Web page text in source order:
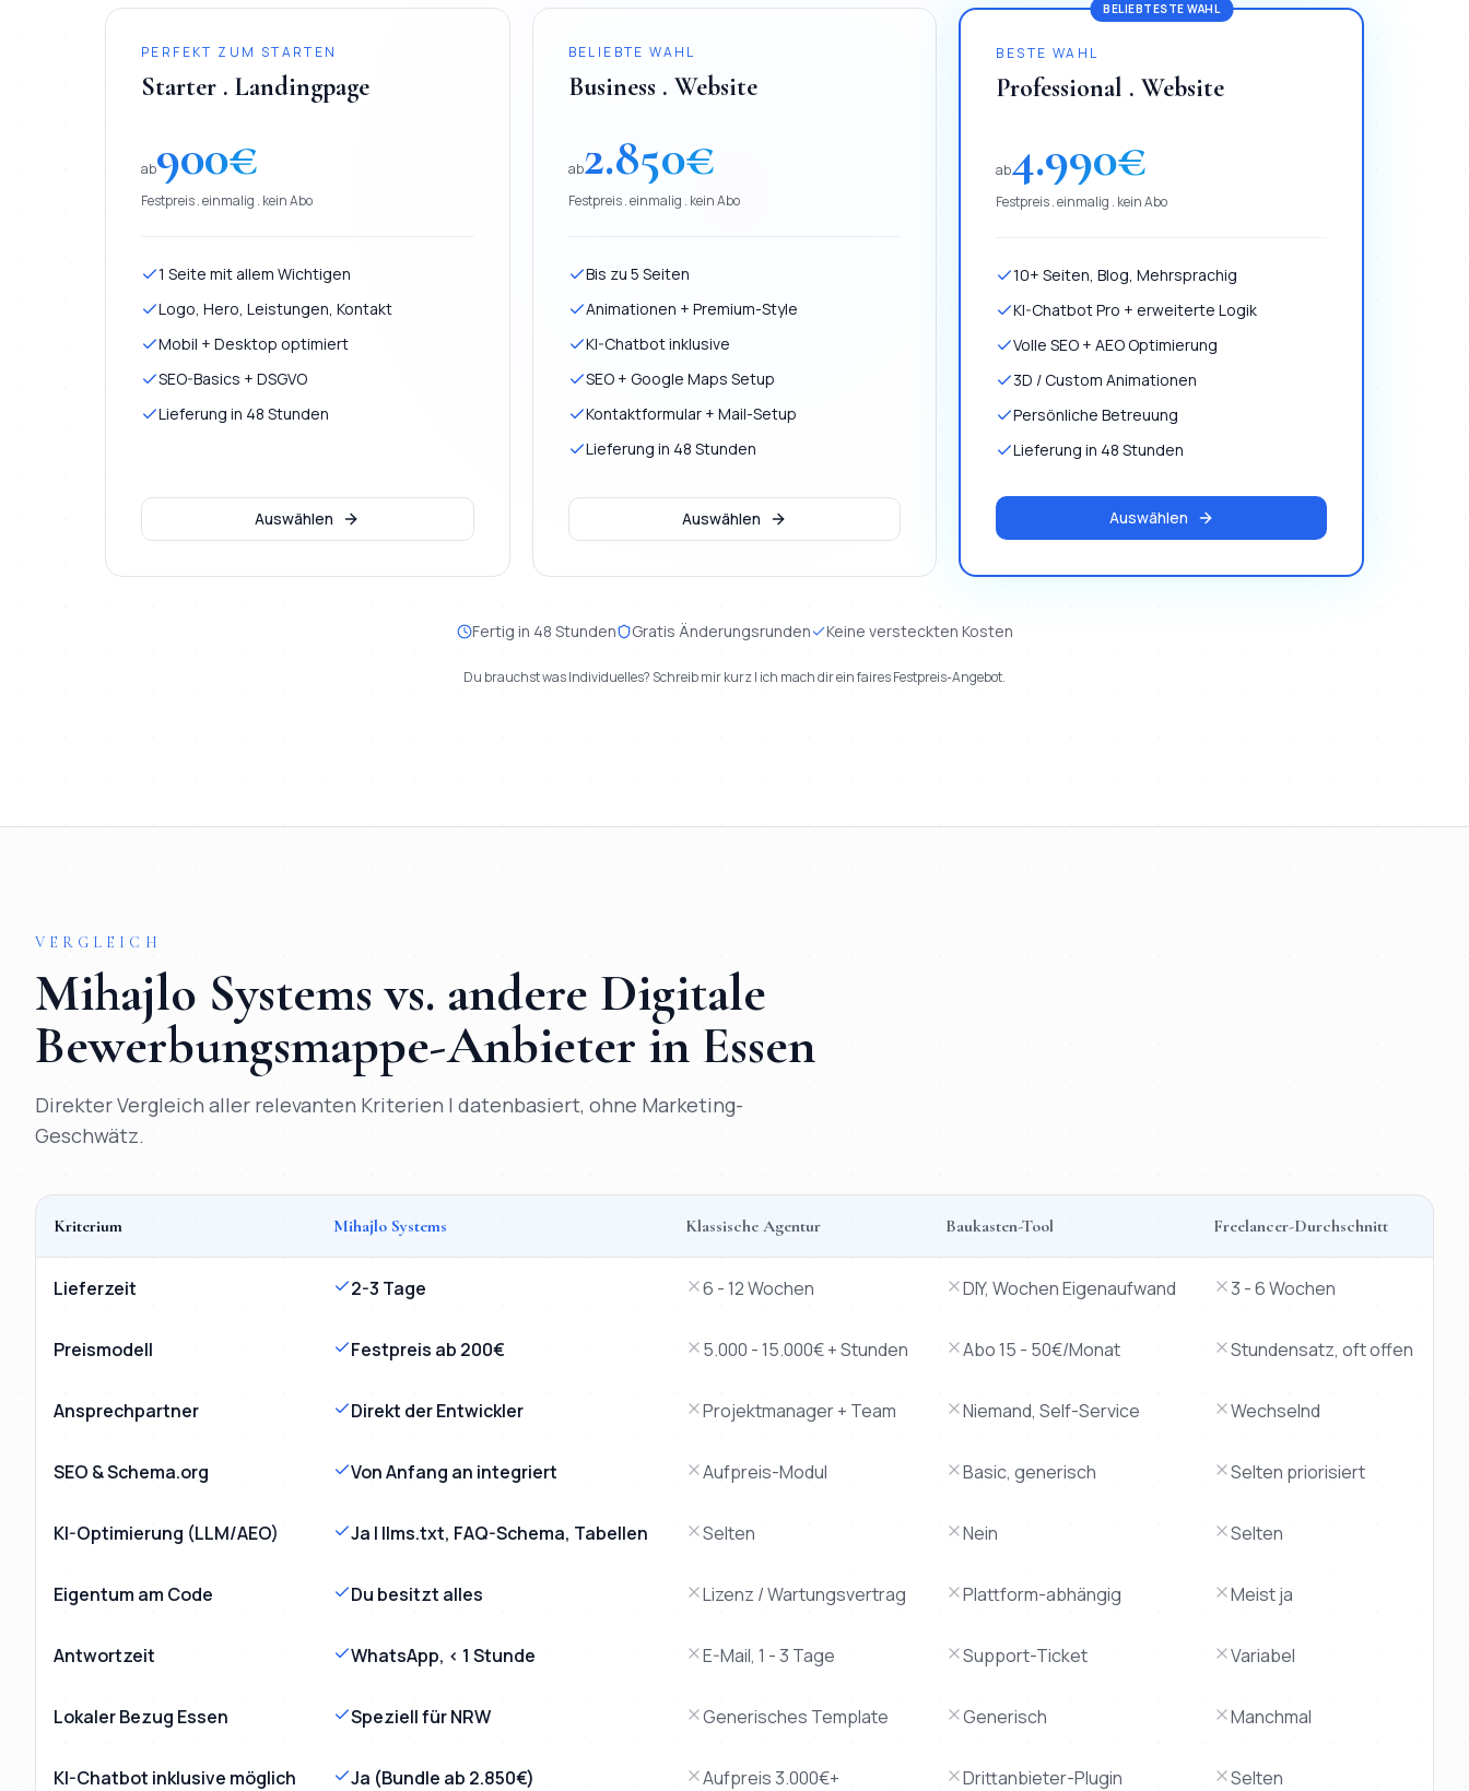
PERFEKT ZUM STARTEN
Starter . Landingpage
ab900€
Festpreis . einmalig . kein Abo
1 Seite mit allem Wichtigen
Logo, Hero, Leistungen, Kontakt
Mobil + Desktop optimiert
SEO-Basics + DSGVO
Lieferung in 48 Stunden
Auswählen
BELIEBTE WAHL
Business . Website
ab2.850€
Festpreis . einmalig . kein Abo
Bis zu 5 Seiten
Animationen + Premium-Style
KI-Chatbot inklusive
SEO + Google Maps Setup
Kontaktformular + Mail-Setup
Lieferung in 48 Stunden
Auswählen
BELIEBTESTE WAHL
BESTE WAHL
Professional . Website
ab4.990€
Festpreis . einmalig . kein Abo
10+ Seiten, Blog, Mehrsprachig
KI-Chatbot Pro + erweiterte Logik
Volle SEO + AEO Optimierung
3D / Custom Animationen
Persönliche Betreuung
Lieferung in 48 Stunden
Auswählen
Fertig in 48 Stunden Gratis Änderungsrunden Keine versteckten Kosten
Du brauchst was Individuelles? Schreib mir kurz | ich mach dir ein faires Festpreis-Angebot.
VERGLEICH
Mihajlo Systems vs. andere Digitale
Bewerbungsmappe-Anbieter in Essen
Direkter Vergleich aller relevanten Kriterien | datenbasiert, ohne Marketing-
Geschwätz.
Kriterium Mihajlo Systems Klassische Agentur Baukasten-Tool Freelancer-Durchschnitt
Lieferzeit 2-3 Tage 6 - 12 Wochen DIY, Wochen Eigenaufwand 3 - 6 Wochen
Preismodell Festpreis ab 200€ 5.000 - 15.000€ + Stunden Abo 15 - 50€/Monat Stundensatz, oft offen
Ansprechpartner Direkt der Entwickler Projektmanager + Team Niemand, Self-Service Wechselnd
SEO & Schema.org Von Anfang an integriert Aufpreis-Modul Basic, generisch Selten priorisiert
KI-Optimierung (LLM/AEO) Ja | llms.txt, FAQ-Schema, Tabellen Selten Nein Selten
Eigentum am Code Du besitzt alles Lizenz / Wartungsvertrag Plattform-abhängig Meist ja
Antwortzeit WhatsApp, < 1 Stunde E-Mail, 1 - 3 Tage Support-Ticket Variabel
Lokaler Bezug Essen Speziell für NRW Generisches Template Generisch Manchmal
KI-Chatbot inklusive möglich Ja (Bundle ab 2.850€) Aufpreis 3.000€+ Drittanbieter-Plugin Selten